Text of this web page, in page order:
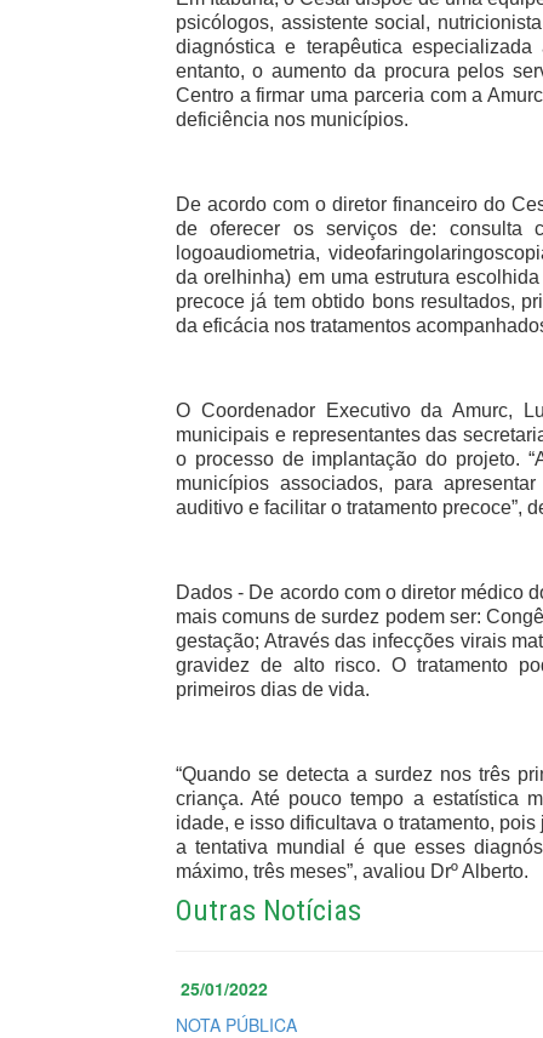
psicólogos, assistente social,
diagnóstica e terapêutica
entanto, o aumento da procura pelos
Centro a firmar uma parceria com a
deficiência nos municípios.
De acordo com o diretor financeiro do
de oferecer os serviços de: consulta
logoaudiometria,
da orelhinha) em uma estrutura
precoce já tem obtido bons resultados,
da eficácia nos tratamentos
O Coordenador Executivo da Amurc,
municipais e representantes das
o processo de implantação do projeto.
municípios associados, para
auditivo e facilitar o tratamento precoce”,
Dados - De acordo com o diretor médico
mais comuns de surdez podem ser:
gestação; Através das infecções virais
gravidez de alto risco. O tratamento
primeiros dias de vida.
“Quando se detecta a surdez nos três
criança. Até pouco tempo a estatística
idade, e isso dificultava o tratamento,
a tentativa mundial é que esses
máximo, três meses”, avaliou Drº Alberto.
Outras Notícias
25/01/2022
NOTA PÚBLICA